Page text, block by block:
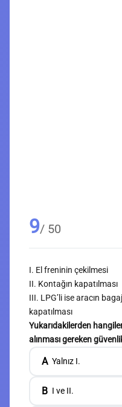
9/ 50
I. El freninin çekilmesi
II. Kontağın kapatılması
III. LPG’li ise aracın
kapatılması
Yukarıdakilerden
alınması gereken
A Yalnız I.
B I ve II.